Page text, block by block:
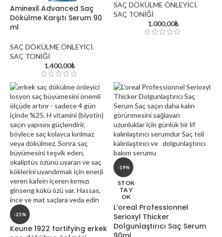
oi hakkında
the World of Cosmetics and
Aminexil Advanced Saç
Dökülme Karşıtı Serum 90
ml
SAÇ DÖKÜLME ÖNLEYİCİ,
SAÇ TONİĞİ
1.400,00₺
SAÇ DÖKÜLME ÖNLEYİCİ,
SAÇ TONİĞİ
1.000,00₺
-25%
Keune 1922 fortifying erkek
-19%
STOK
TA Y
OK
L’oreal Professionnel
Serioxyl Thicker
Dolgunlaştırıcı Saç Serum